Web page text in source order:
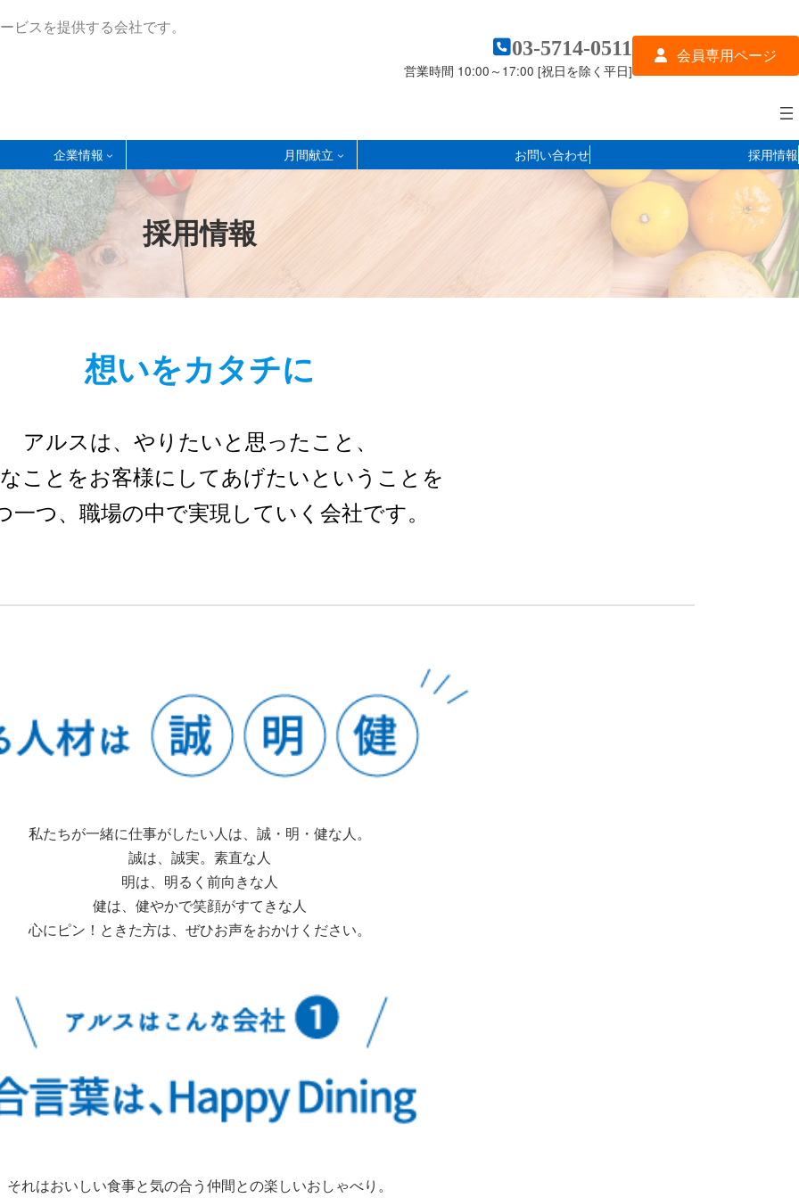
スを提供する会社です。
03-5714-0511
営業時間 10:00～17:00 [祝日を除く平日]
会員専用ページ
企業情報 月間献立 お問い合わせ 採用情報
採用情報
想いをカタチに
アルスは、やりたいと思ったこと、
ことをお客様にしてあげたいということを
一つ、職場の中で実現していく会社です。
私たちが一緒に仕事がしたい人は、誠・明・健な人。
誠は、誠実。素直な人
明は、明るく前向きな人
健は、健やかで笑顔がすてきな人
心にピン！ときた方は、ぜひお声をおかけください。
それはおいしい食事と気の合う仲間との楽しいおしゃべり。